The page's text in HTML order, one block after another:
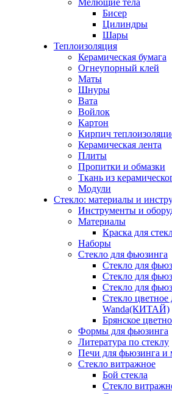
Мелющие тела
Бисер
Цилиндры
Шары
Теплоизоляция
Керамическая бумага
Огнеупорный клей
Маты
Шнуры
Вата
Войлок
Картон
Кирпич
Керамическая лента
Плиты
Пропитки и обмазки
Ткань из
Модули
Стекло: материалы и
Инструменты и
Материалы
Краска для
Наборы
Стекло для фьюзинга
Стекло для
Стекло для
Стекло для
Стекло цветное
Wanda(КИТАЙ)
Брянское
Формы для фьюзинга
Литература по стеклу
Печи для фьюзинга и
Стекло витражное
Бой стекла
Стекло